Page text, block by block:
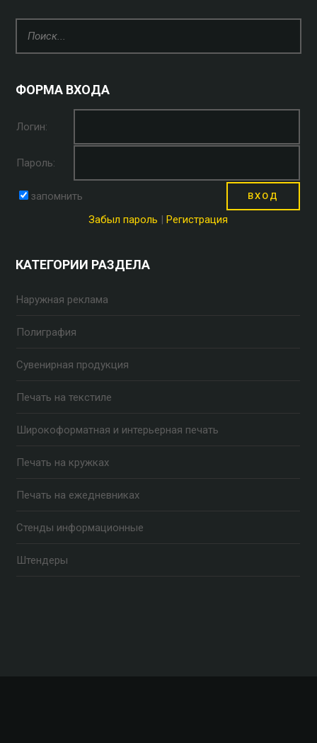
ФОРМА ВХОДА
Логин:
Пароль:
запомнить
Забыл пароль
Регистрация
КАТЕГОРИИ РАЗДЕЛА
Наружная реклама
Полиграфия
Сувенирная продукция
Печать на текстиле
Широкоформатная и интерьерная печать
Печать на кружках
Печать на ежедневниках
Стенды информационные
Штендеры